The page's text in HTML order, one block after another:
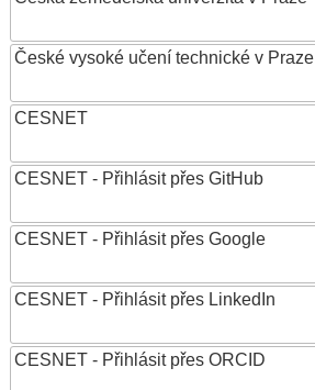
České vysoké učení technické v Praze
CESNET
CESNET - Přihlásit přes GitHub
CESNET - Přihlásit přes Google
CESNET - Přihlásit přes LinkedIn
CESNET - Přihlásit přes ORCID